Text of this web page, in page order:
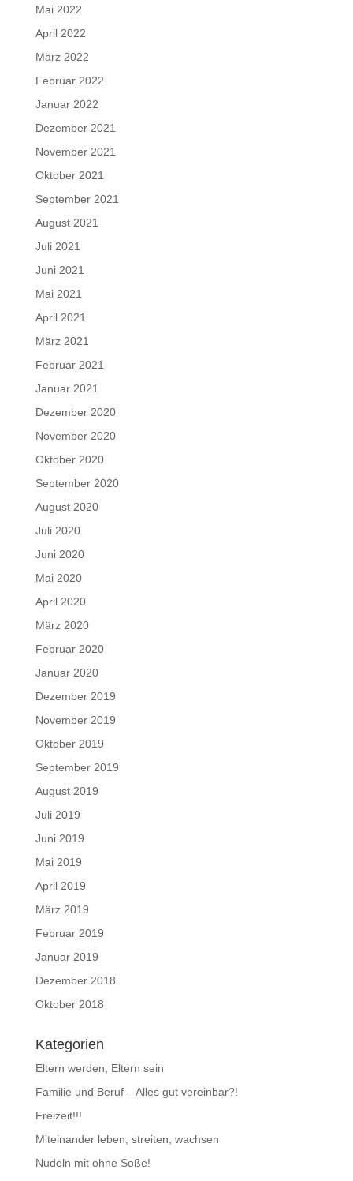
Mai 2022
April 2022
März 2022
Februar 2022
Januar 2022
Dezember 2021
November 2021
Oktober 2021
September 2021
August 2021
Juli 2021
Juni 2021
Mai 2021
April 2021
März 2021
Februar 2021
Januar 2021
Dezember 2020
November 2020
Oktober 2020
September 2020
August 2020
Juli 2020
Juni 2020
Mai 2020
April 2020
März 2020
Februar 2020
Januar 2020
Dezember 2019
November 2019
Oktober 2019
September 2019
August 2019
Juli 2019
Juni 2019
Mai 2019
April 2019
März 2019
Februar 2019
Januar 2019
Dezember 2018
Oktober 2018
Kategorien
Eltern werden, Eltern sein
Familie und Beruf – Alles gut vereinbar?!
Freizeit!!!
Miteinander leben, streiten, wachsen
Nudeln mit ohne Soße!